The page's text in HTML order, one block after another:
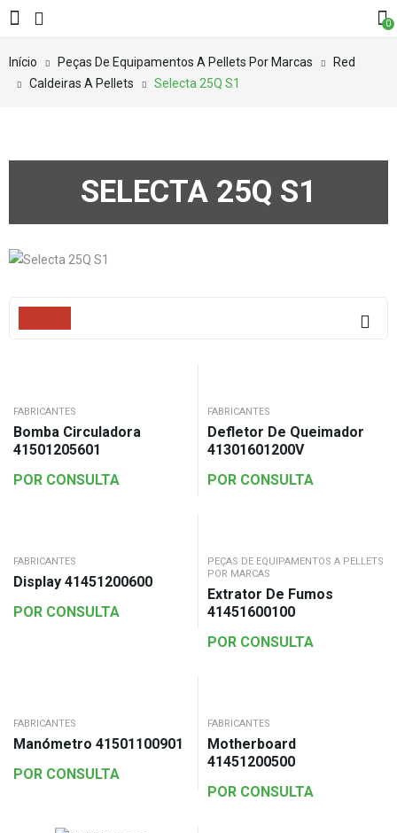
0
Início Peças De Equipamentos A Pellets Por Marcas
Red
Caldeiras A Pellets
Selecta 25Q S1
SELECTA 25Q S1
FABRICANTES
Bomba Circuladora
41501205601
POR CONSULTA
FABRICANTES
Defletor De Queimador
41301601200V
POR CONSULTA
FABRICANTES
Display 41451200600
POR CONSULTA
PEÇAS DE EQUIPAMENTOS A PELLETS
POR MARCAS
Extrator De Fumos
41451600100
POR CONSULTA
FABRICANTES
Manómetro 41501100901
POR CONSULTA
FABRICANTES
Motherboard
41451200500
POR CONSULTA